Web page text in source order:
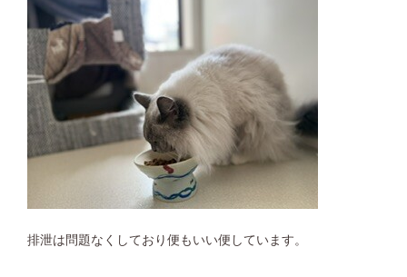
排泄は問題なくしており便もいい便しています。